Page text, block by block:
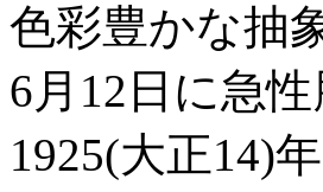
色彩豊かな抽
6月12日に急
1925(大正14)